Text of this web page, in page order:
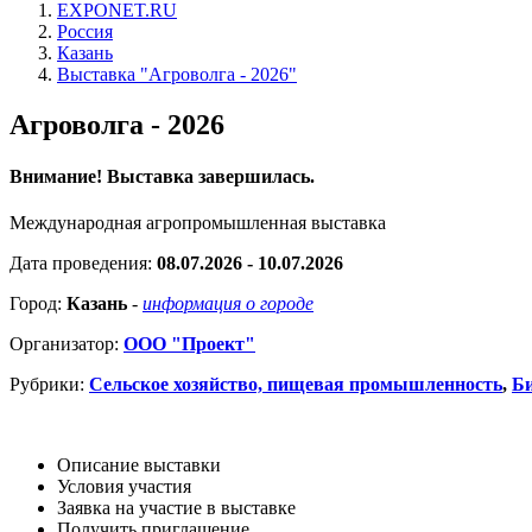
EXPONET.RU
Россия
Казань
Выставка "Агроволга - 2026"
Агроволга - 2026
Внимание! Выставка завершилась.
Международная агропромышленная выставка
Дата проведения: 08.07.2026 - 10.07.2026
Город: Казань - информация о городе
Организатор: ООО "Проект"
Рубрики: Сельское хозяйство, пищевая промышленность,
Описание выставки
Условия участия
Заявка на участие в выставке